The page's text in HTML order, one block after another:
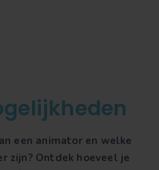
een animator en welke
zijn? Ontdek hoeveel je